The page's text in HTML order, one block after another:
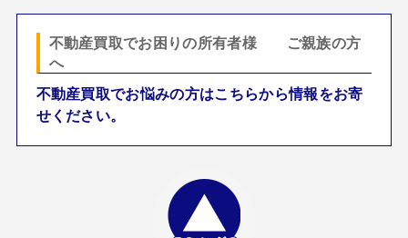
不動産買取でお困りの所有者様 ご親族の方
へ
不動産買取でお悩みの方はこちらから情報をお寄
せください。